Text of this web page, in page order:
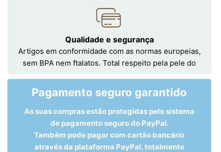
Qualidade e segurança
Artigos em conformidade com as normas europeias,
sem BPA nem ftalatos. Total respeito pela pele do
Pagamento seguro garantido
As suas compras estão protegidas pelo sistema
de pagamento seguro do PayPal.
Também pode pagar com cartão bancário
através da plataforma PayPal, totalmente